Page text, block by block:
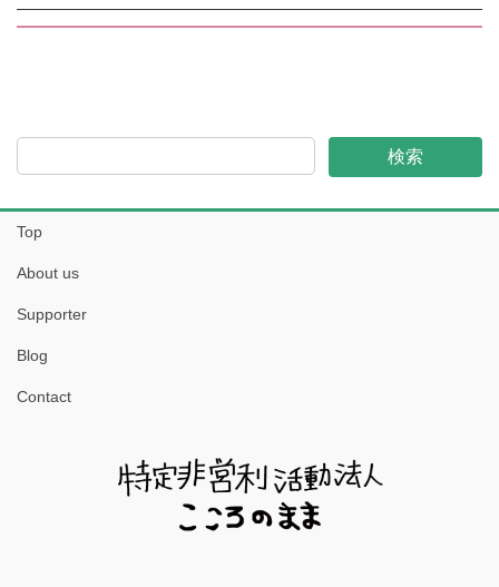
検索
Top
About us
Supporter
Blog
Contact